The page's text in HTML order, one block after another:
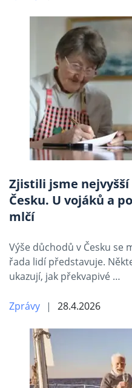
Zjistili jsme
Česku. U vojáků a
mlčí
Výše důchodů v Česku se
řada lidí představuje.
ukazují, jak překvapivé …
Zprávy 28.4.2026